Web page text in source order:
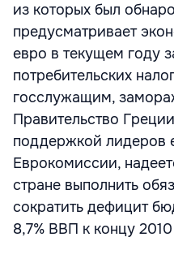
из которых был
предусматривает
евро в текущем году
потребительских
госслужащим,
Правительство
поддержкой лидеров
Еврокомиссии,
стране выполнить
сократить дефицит
8,7% ВВП к концу